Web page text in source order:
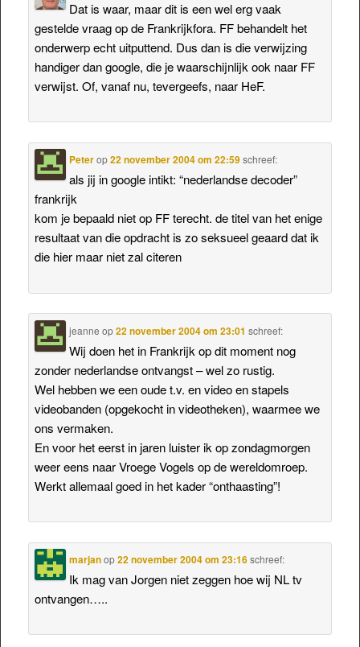
Dat is waar, maar dit is een wel erg vaak
gestelde vraag op de Frankrijkfora. FF behandelt het
onderwerp echt uitputtend. Dus dan is die verwijzing
handiger dan google, die je waarschijnlijk ook naar FF
verwijst. Of, vanaf nu, tevergeefs, naar HeF.
Peterop22 november 2004 om 22:59 schreef:
als jij in google intikt: “nederlandse decoder”
frankrijk
kom je bepaald niet op FF terecht. de titel van het enige
resultaat van die opdracht is zo seksueel geaard dat ik
die hier maar niet zal citeren
jeanne op22 november 2004 om 23:01 schreef:
Wij doen het in Frankrijk op dit moment nog
zonder nederlandse ontvangst – wel zo rustig.
Wel hebben we een oude t.v. en video en stapels
videobanden (opgekocht in videotheken), waarmee we
ons vermaken.
En voor het eerst in jaren luister ik op zondagmorgen
weer eens naar Vroege Vogels op de wereldomroep.
Werkt allemaal goed in het kader “onthaasting”!
marjanop22 november 2004 om 23:16 schreef:
Ik mag van Jorgen niet zeggen hoe wij NL tv
ontvangen…..